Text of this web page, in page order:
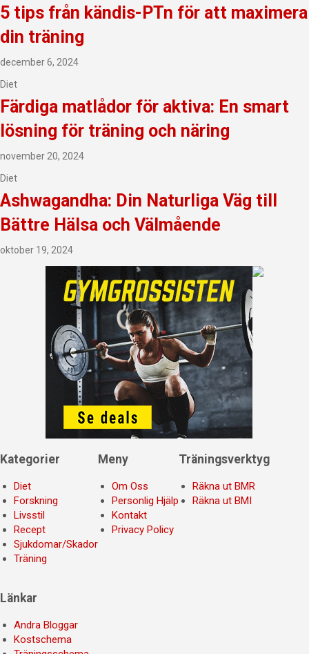
5 tips från kändis-PTn för att maximera
din träning
december 6, 2024
Diet
Färdiga matlådor för aktiva: En smart
lösning för träning och näring
november 20, 2024
Diet
Ashwagandha: Din Naturliga Väg till
Bättre Hälsa och Välmående
oktober 19, 2024
Kategorier
Diet
Forskning
Livsstil
Recept
Sjukdomar/Skador
Träning
Meny
Om Oss
Personlig Hjälp
Kontakt
Privacy Policy
Träningsverktyg
Räkna ut BMR
Räkna ut BMI
Länkar
Andra Bloggar
Kostschema